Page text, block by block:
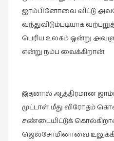
மூத்தோர்
பாடல்
மொழியாக்கம்
வரலாறு
ஜாம்பினோவை விட்டு
வந்துவிடும்படியாக
பெரிய உலகம் ஒன்று
என்று நம்ப வைக்கிறான்.
இதனால் ஆத்திரமான
முட்டாள் மீது விரோதம்
சண்டையிட்டுக்
ஜெல்சோமினாவை